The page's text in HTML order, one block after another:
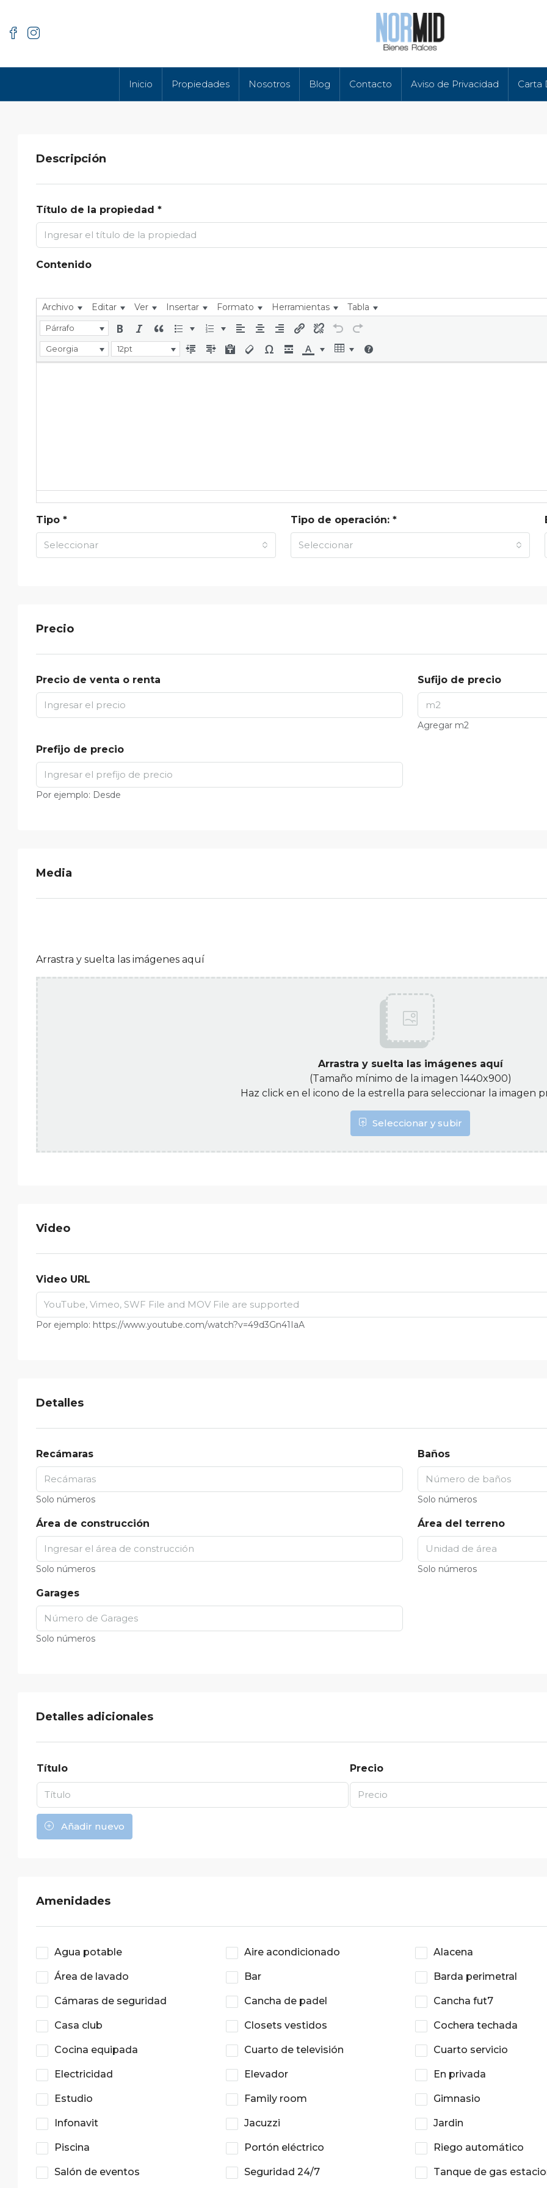
Inicio Propiedades Nosotros Blog Contacto Aviso de Privacidad Carta
Descripción
Título de la propiedad *
Contenido
Archivo Editar Ver Insertar Formato Herramientas Tabla
Párrafo
Georgia 12pt
Tipo *
Seleccionar
Tipo de operación: *
Seleccionar
Precio
Precio de venta o renta Sufijo de precio
Agregar m2
Prefijo de precio
Por ejemplo: Desde
Media
Arrastra y suelta las imágenes aquí
Arrastra y suelta las imágenes aquí
(Tamaño mínimo de la imagen 1440x900)
Haz click en el icono de la estrella para seleccionar la imagen
Seleccionar y subir
Video
Video URL
Por ejemplo: https://www.youtube.com/watch?v=49d3Gn41IaA
Detalles
Recámaras
Solo números
Baños
Solo números
Área de construcción
Solo números
Área del terreno
Solo números
Garages
Solo números
Detalles adicionales
Título Precio
Añadir nuevo
Amenidades
Agua potable Aire acondicionado Alacena
Área de lavado Bar Barda perimetral
Cámaras de seguridad Cancha de padel Cancha fut7
Casa club Closets vestidos Cochera techada
Cocina equipada Cuarto de televisión Cuarto servicio
Electricidad Elevador En privada
Estudio Family room Gimnasio
Infonavit Jacuzzi Jardin
Piscina Portón eléctrico Riego automático
Salón de eventos Seguridad 24/7 Tanque de gas